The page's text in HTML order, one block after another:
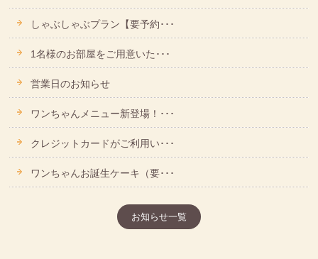
しゃぶしゃぶプラン【要予約･･･
1名様のお部屋をご用意いた･･･
営業日のお知らせ
ワンちゃんメニュー新登場！･･･
クレジットカードがご利用い･･･
ワンちゃんお誕生ケーキ（要･･･
お知らせ一覧